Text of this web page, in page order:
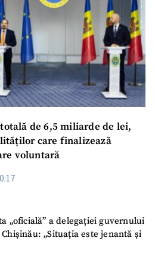
de 6,5 miliarde de lei,
care finalizează
voluntară
„oficială” a delegației guvernului
„Situația este jenantă și